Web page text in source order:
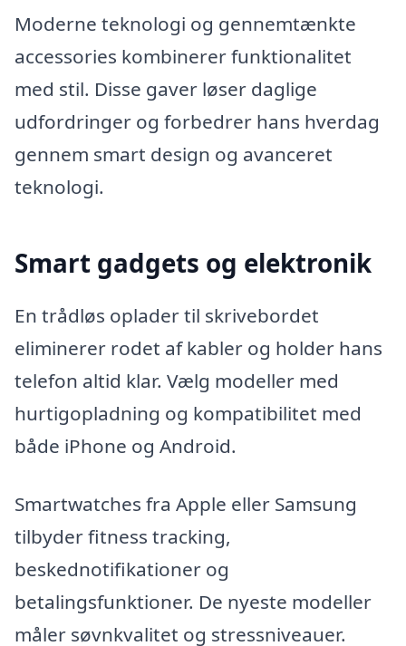
Moderne teknologi og gennemtænkte
accessories kombinerer funktionalitet
med stil. Disse gaver løser daglige
udfordringer og forbedrer hans hverdag
gennem smart design og avanceret
teknologi.
Smart gadgets og elektronik
En trådløs oplader til skrivebordet
eliminerer rodet af kabler og holder hans
telefon altid klar. Vælg modeller med
hurtigopladning og kompatibilitet med
både iPhone og Android.
Smartwatches fra Apple eller Samsung
tilbyder fitness tracking,
beskednotifikationer og
betalingsfunktioner. De nyeste modeller
måler søvnkvalitet og stressniveauer.